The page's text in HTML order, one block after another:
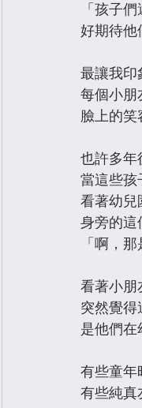
「孩子
好期待他
最讓我印
每個小朋
臉上的笑
也許多年
當這些孩
看著幼兒
身旁的這
「啊，
看著小朋
突然覺得
是他們在
有些童年
有些純真